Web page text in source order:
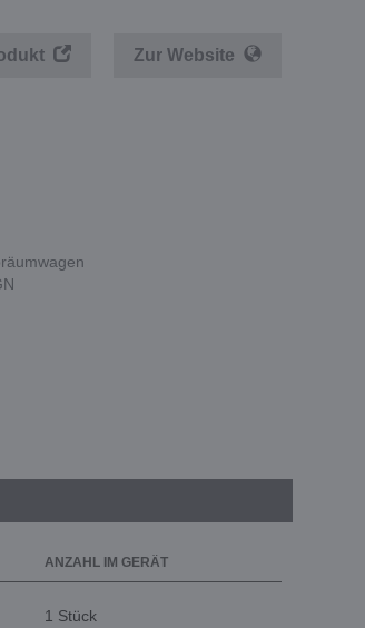
Zur Website
ANZAHL IM GERÄT
1 Stück